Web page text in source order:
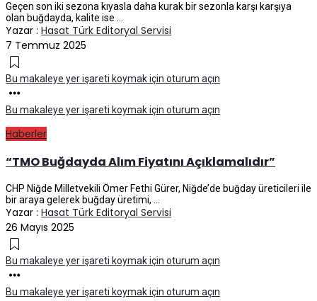
Geçen son iki sezona kıyasla daha kurak bir sezonla karşı karşıya
olan buğdayda, kalite ise ...
Yazar : Hasat Türk Editoryal Servisi
7 Temmuz 2025
Bu makaleye yer işareti koymak için oturum açın
Bu makaleye yer işareti koymak için oturum açın
Haberler
“TMO Buğdayda Alım Fiyatını Açıklamalıdır”
CHP Niğde Milletvekili Ömer Fethi Gürer, Niğde’de buğday üreticileri ile
bir araya gelerek buğday üretimi, ...
Yazar : Hasat Türk Editoryal Servisi
26 Mayıs 2025
Bu makaleye yer işareti koymak için oturum açın
Bu makaleye yer işareti koymak için oturum açın